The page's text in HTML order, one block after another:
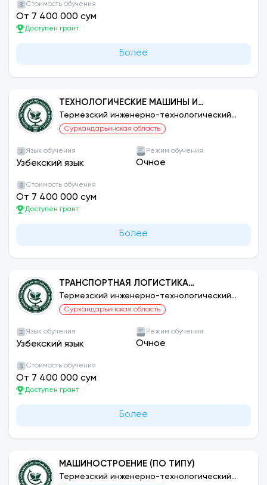
Стоимость обучения
От 7 400 000 сум
Доступен грант
Более
ТЕХНОЛОГИЧЕСКИЕ МАШИНЫ И
ОБОРУДОВАНИЕ (ПО СЕТЯМ)
Термезский инженерно-технологический
институт
Сурхандарьинская область
Язык обучения
Узбекский язык
Режим обучения
Очное
Стоимость обучения
От 7 400 000 сум
Доступен грант
Более
ТРАНСПОРТНАЯ ЛОГИСТИКА
(АВТОМОБИЛЬНЫЙ ТРАНСПОРТ)
Термезский инженерно-технологический
институт
Сурхандарьинская область
Язык обучения
Узбекский язык
Режим обучения
Очное
Стоимость обучения
От 7 400 000 сум
Доступен грант
Более
МАШИНОСТРОЕНИЕ (ПО ТИПУ)
Термезский инженерно-технологический